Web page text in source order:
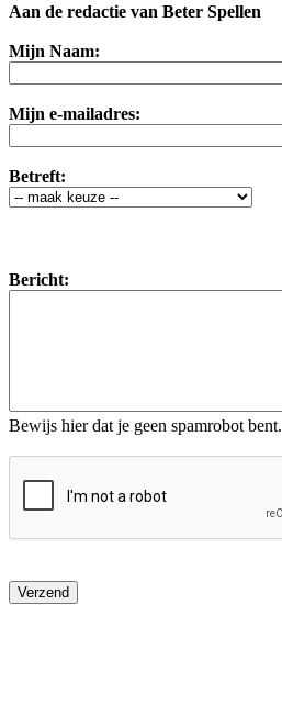
Aan de redactie van Beter Spellen
Mijn Naam:
Mijn e-mailadres:
Betreft:
Bericht:
Bewijs hier dat je geen spamrobot bent.